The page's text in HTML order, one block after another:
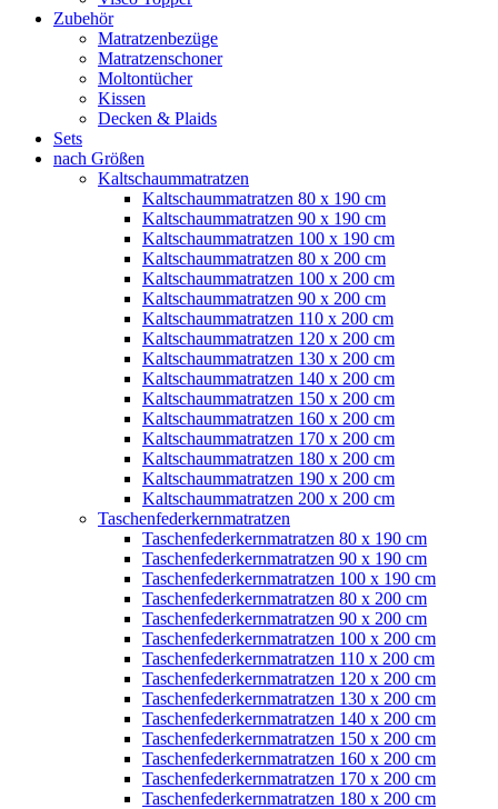
Zubehör
Matratzenbezüge
Matratzenschoner
Moltontücher
Kissen
Decken & Plaids
Sets
nach Größen
Kaltschaummatratzen
Kaltschaummatratzen 80 x 190 cm
Kaltschaummatratzen 90 x 190 cm
Kaltschaummatratzen 100 x 190 cm
Kaltschaummatratzen 80 x 200 cm
Kaltschaummatratzen 100 x 200 cm
Kaltschaummatratzen 90 x 200 cm
Kaltschaummatratzen 110 x 200 cm
Kaltschaummatratzen 120 x 200 cm
Kaltschaummatratzen 130 x 200 cm
Kaltschaummatratzen 140 x 200 cm
Kaltschaummatratzen 150 x 200 cm
Kaltschaummatratzen 160 x 200 cm
Kaltschaummatratzen 170 x 200 cm
Kaltschaummatratzen 180 x 200 cm
Kaltschaummatratzen 190 x 200 cm
Kaltschaummatratzen 200 x 200 cm
Taschenfederkernmatratzen
Taschenfederkernmatratzen 80 x 190 cm
Taschenfederkernmatratzen 90 x 190 cm
Taschenfederkernmatratzen 100 x 190 cm
Taschenfederkernmatratzen 80 x 200 cm
Taschenfederkernmatratzen 90 x 200 cm
Taschenfederkernmatratzen 100 x 200 cm
Taschenfederkernmatratzen 110 x 200 cm
Taschenfederkernmatratzen 120 x 200 cm
Taschenfederkernmatratzen 130 x 200 cm
Taschenfederkernmatratzen 140 x 200 cm
Taschenfederkernmatratzen 150 x 200 cm
Taschenfederkernmatratzen 160 x 200 cm
Taschenfederkernmatratzen 170 x 200 cm
Taschenfederkernmatratzen 180 x 200 cm